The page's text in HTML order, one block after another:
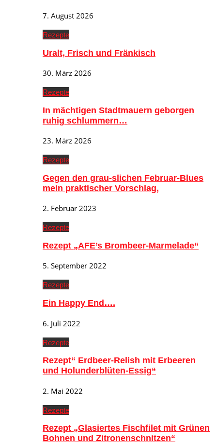
7. August 2026
Rezepte
Uralt, Frisch und Fränkisch
30. März 2026
Rezepte
In mächtigen Stadtmauern geborgen
ruhig schlummern…
23. März 2026
Rezepte
Gegen den grau-slichen Februar-Blues
mein praktischer Vorschlag,
2. Februar 2023
Rezepte
Rezept „AFE’s Brombeer-Marmelade“
5. September 2022
Rezepte
Ein Happy End….
6. Juli 2022
Rezepte
Rezept“ Erdbeer-Relish mit Erbeeren
und Holunderblüten-Essig“
2. Mai 2022
Rezepte
Rezept „Glasiertes Fischfilet mit Grünen
Bohnen und Zitronenschnitzen“